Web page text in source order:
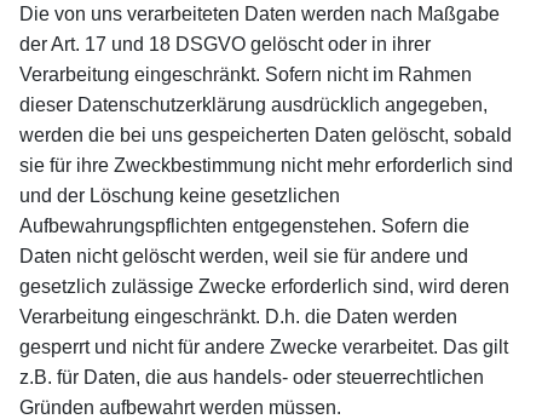
Die von uns verarbeiteten Daten werden nach Maßgabe
der Art. 17 und 18 DSGVO gelöscht oder in ihrer
Verarbeitung eingeschränkt. Sofern nicht im Rahmen
dieser Datenschutzerklärung ausdrücklich angegeben,
werden die bei uns gespeicherten Daten gelöscht, sobald
sie für ihre Zweckbestimmung nicht mehr erforderlich sind
und der Löschung keine gesetzlichen
Aufbewahrungspflichten entgegenstehen. Sofern die
Daten nicht gelöscht werden, weil sie für andere und
gesetzlich zulässige Zwecke erforderlich sind, wird deren
Verarbeitung eingeschränkt. D.h. die Daten werden
gesperrt und nicht für andere Zwecke verarbeitet. Das gilt
z.B. für Daten, die aus handels- oder steuerrechtlichen
Gründen aufbewahrt werden müssen.